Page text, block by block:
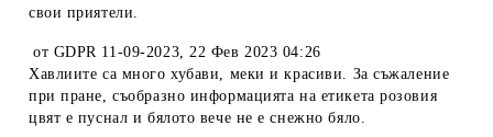
свои приятели.
от GDPR 11-09-2023,22 Фев 2023 04:26
Хавлиите са много хубави, меки и красиви. За съжаление
при пране, съобразно информацията на етикета розовия
цвят е пуснал и бялото вече не е снежно бяло.